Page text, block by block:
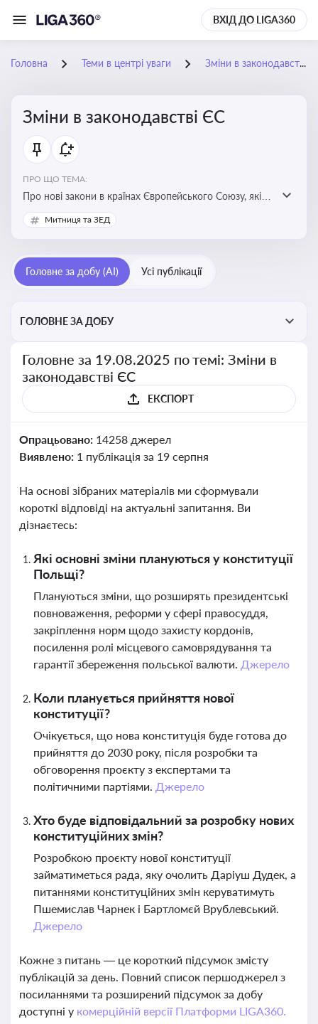
ВХІД ДО LIGA360
Головна Теми в центрі уваги Зміни в законодавстві ЄС
Зміни в законодавстві ЄС
ПРО ЩО ТЕМА:
Про нові закони в країнах Європейського Союзу, які
впливають на умови торгівлі, трудової міграції,
інтеграції та перспективу членства України в
Митниця та ЗЕД
Головне за добу (AI) Усі публікації
ГОЛОВНЕ ЗА ДОБУ
Головне за 19.08.2025 по темі: Зміни в
законодавстві ЄС
ЕКСПОРТ
Опрацьовано: 14258 джерел
Виявлено: 1 публікація за 19 серпня
На основі зібраних матеріалів ми сформували
короткі відповіді на актуальні запитання. Ви
дізнаєтесь:
Які основні зміни плануються у конституції
Польщі?
Плануються зміни, що розширять президентські
повноваження, реформи у сфері правосуддя,
закріплення норм щодо захисту кордонів,
посилення ролі місцевого самоврядування та
гарантії збереження польської валюти. Джерело
Коли планується прийняття нової
конституції?
Очікується, що нова конституція буде готова до
прийняття до 2030 року, після розробки та
обговорення проєкту з експертами та
політичними партіями. Джерело
Хто буде відповідальний за розробку нових
конституційних змін?
Розробкою проєкту нової конституції
займатиметься рада, яку очолить Даріуш Дудек, а
питаннями конституційних змін керуватимуть
Пшемислав Чарнек і Бартломєй Врублевський.
Джерело
Кожне з питань — це короткий підсумок змісту
публікацій за день. Повний список першоджерел з
посиланнями та розширений підсумок за добу
доступні у комерційній версії Платформи LIGA360.